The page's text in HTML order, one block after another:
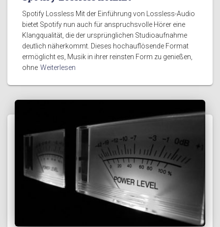
Spotify Lossless Mit der Einführung von Lossless-Audio
bietet Spotify nun auch für anspruchsvolle Hörer eine
Klangqualität, die der ursprünglichen Studioaufnahme
deutlich näherkommt. Dieses hochauflösende Format
ermöglicht es, Musik in ihrer reinsten Form zu genießen,
ohne Weiterlesen